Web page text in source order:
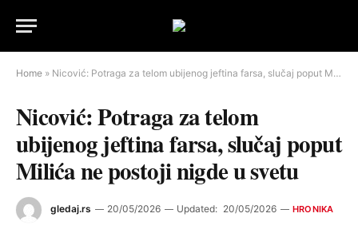
Home » Nicović: Potraga za telom ubijenog jeftina farsa, slučaj poput Milića ne postoji nigde u svetu
Nicović: Potraga za telom
ubijenog jeftina farsa, slučaj poput
Milića ne postoji nigde u svetu
gledaj.rs 20/05/2026 Updated: 20/05/2026 HRONIKA